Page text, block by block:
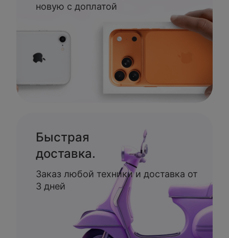
новую с доплатой
Быстрая
доставка.
Заказ любой техники и доставка от
3 дней